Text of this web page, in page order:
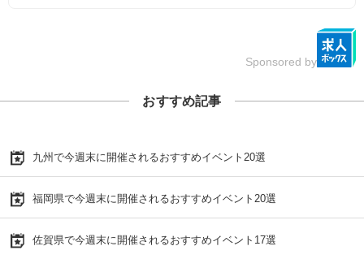
Sponsored by
おすすめ記事
九州で今週末に開催されるおすすめイベント20選
福岡県で今週末に開催されるおすすめイベント20選
佐賀県で今週末に開催されるおすすめイベント17選